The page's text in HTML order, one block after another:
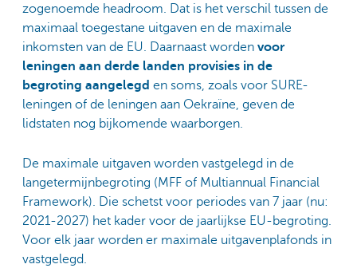
zogenoemde headroom. Dat is het verschil tussen de
maximaal toegestane uitgaven en de maximale
inkomsten van de EU. Daarnaast worden voor
leningen aan derde landen provisies in de
begroting aangelegd en soms, zoals voor SURE-
leningen of de leningen aan Oekraïne, geven de
lidstaten nog bijkomende waarborgen.
De maximale uitgaven worden vastgelegd in de
langetermijnbegroting (MFF of Multiannual Financial
Framework). Die schetst voor periodes van 7 jaar (nu:
2021-2027) het kader voor de jaarlijkse EU-begroting.
Voor elk jaar worden er maximale uitgavenplafonds in
vastgelegd.